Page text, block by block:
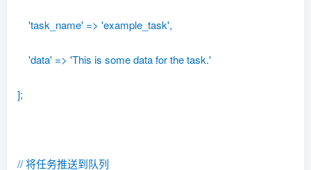
'task_name' => 'example_task',
'data' => 'This is some data for the task.'
];
// 将任务推送到队列